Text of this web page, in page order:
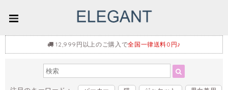
12,999円以上のご購入で全国一律送料0円♪